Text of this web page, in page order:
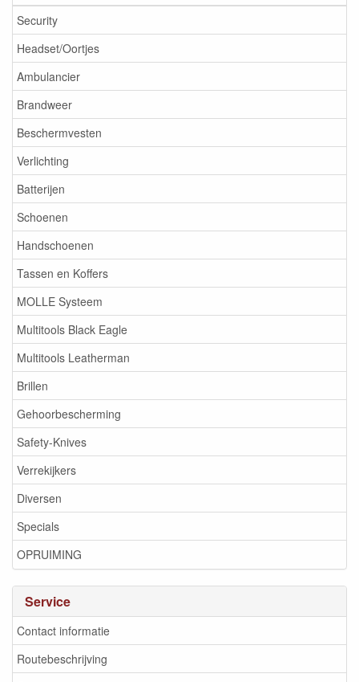
Security
Headset/Oortjes
Ambulancier
Brandweer
Beschermvesten
Verlichting
Batterijen
Schoenen
Handschoenen
Tassen en Koffers
MOLLE Systeem
Multitools Black Eagle
Multitools Leatherman
Brillen
Gehoorbescherming
Safety-Knives
Verrekijkers
Diversen
Specials
OPRUIMING
Service
Contact informatie
Routebeschrijving